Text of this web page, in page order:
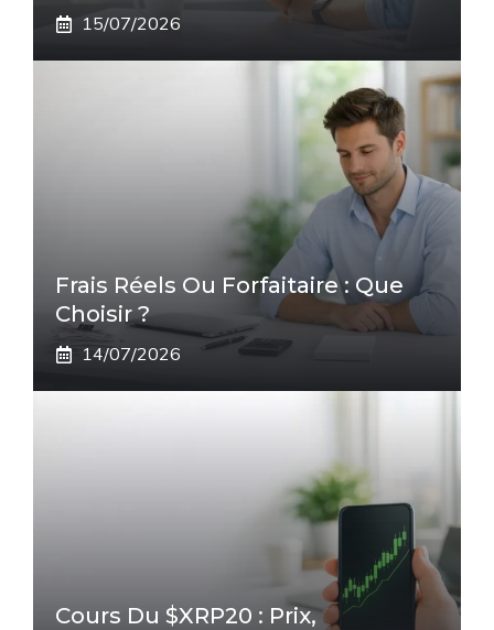
15/07/2026
Frais Réels Ou Forfaitaire : Que
Choisir ?
14/07/2026
Cours Du $XRP20 : Prix,